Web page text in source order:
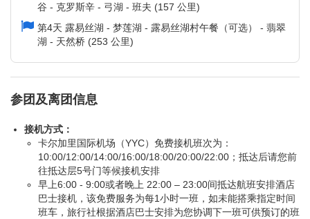
谷 - 克罗斯辛 - 弓湖 - 班夫 (157 公里)
第4天 露易丝湖 - 梦莲湖 - 露易丝湖村午餐（可选） - 翡翠
湖 - 天然桥 (253 公里)
参团及离团信息
接机方式：
卡尔加里国际机场（YYC）免费接机班次为：
10:00/12:00/14:00/16:00/18:00/20:00/22:00；抵达后请您前
往抵达层5号门等候接机安排
早上6:00 - 9:00或者晚上 22:00 – 23:00间抵达航班安排酒店
巴士接机，该免费服务为每1小时一班，如未能搭乘指定时间
班车，旅行社根据酒店巴士安排为您协调下一班可供预订的班